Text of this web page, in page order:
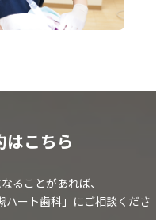
はこちら
ることがあれば、
ハート歯科」にご相談くださ